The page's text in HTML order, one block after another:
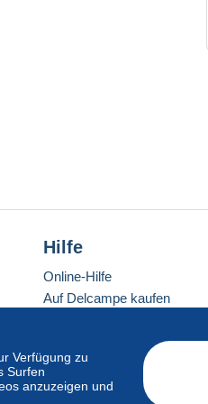
Verfügung zu
Surfen
anzuzeigen und
Hilfe
Online-Hilfe
Auf Delcampe kaufen
Eine sichere Website